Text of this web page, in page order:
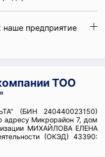
наше предприятие
ТОО
(БИН 240440023150)
адресу Микрорайон 7, дом
МИХАЙЛОВА ЕЛЕНА
(ОКЭД) 43390: